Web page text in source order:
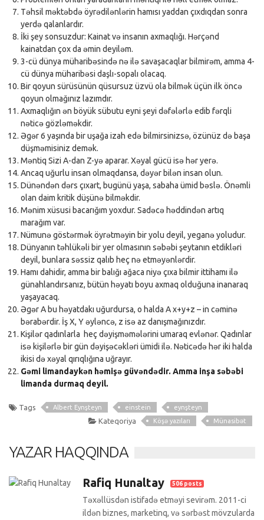
Təhsil məktəbdə öyrədilənlərin hamısı yaddan çıxdıqdan sonra
yerdə qalanlardır.
İki şey sonsuzdur: Kainat və insanın axmaqlığı. Hərçənd
kainatdan çox da əmin deyiləm.
3-cü dünya müharibəsində nə ilə savaşacaqlar bilmirəm, amma 4-
cü dünya müharibəsi daşlı-sopalı olacaq.
Bir qoyun sürüsünün qüsursuz üzvü ola bilmək üçün ilk öncə
qoyun olmağınız lazımdır.
Axmaqlığın ən böyük sübutu eyni şeyi dəfələrlə edib fərqli
nəticə gözləməkdir.
Əgər 6 yaşında bir uşağa izah edə bilmirsinizsə, özünüz də başa
düşməmisiniz demək.
Məntiq Sizi A-dan Z-yə aparar. Xəyal gücü isə hər yerə.
Ancaq uğurlu insan olmaqdansa, dəyər bilən insan olun.
Dünəndən dərs çıxart, bugünü yaşa, sabaha ümid bəslə. Önəmli
olan daim kritik düşünə bilməkdir.
Mənim xüsusi bacarığım yoxdur. Sadəcə həddindən artıq
marağım var.
Nümunə göstərmək öyrətməyin bir yolu deyil, yeganə yoludur.
Dünyanın təhlükəli bir yer olmasının səbəbi şeytanın etdikləri
deyil, bunlara səssiz qalıb heç nə etməyənlərdir.
Hamı dahidir, amma bir balığı ağaca niyə çıxa bilmir ittihamı ilə
günahlandırsanız, bütün həyatı boyu axmaq olduğuna inanaraq
yaşayacaq.
Əgər A bu həyatdakı uğurdursa, o halda A x+y+z – in cəminə
bərabərdir. İş X, Y əyləncə, z isə az danışmağınızdır.
Kişilər qadınlarla heç dəyişməmələrini umaraq evlənər. Qadınlar
isə kişilərlə bir gün dəyişəcəkləri ümidi ilə. Nəticədə hər iki halda
ikisi də xəyal qırıqlığına uğrayır.
Gəmi limandaykən həmişə güvəndədir. Amma inşa səbəbi
limanda durmaq deyil.
Tags Albert Eynşteyn einstein eynşteyn
Kateqoriya Köşə yazıları Münasibət
YAZAR HAQQINDA
Rafiq Hunaltay 506 posts
Təxəllüsdən istifadə etməyi sevirəm. 2011-ci
ildən biznes, marketinq, və sərbəst mövzularda